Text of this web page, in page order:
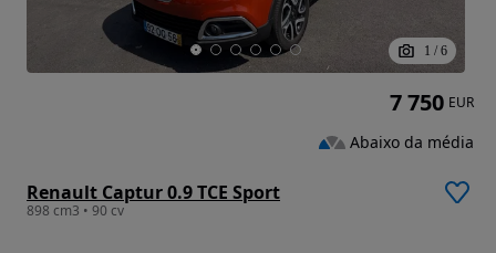
1 / 6
Renault Captur 0.9 TCE Sport
898 cm3 • 90 cv
7 750 EUR
Abaixo da média